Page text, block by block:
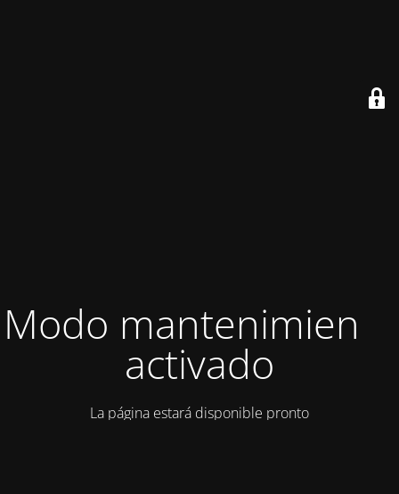
Modo mantenimiento
activado
La página estará disponible pronto